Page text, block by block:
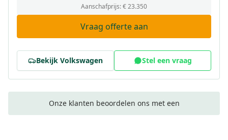
Aanschafprijs:€ 23.350
Vraag offerte aan
Bekijk Volkswagen Stel een vraag
Onze klanten beoordelen ons met een